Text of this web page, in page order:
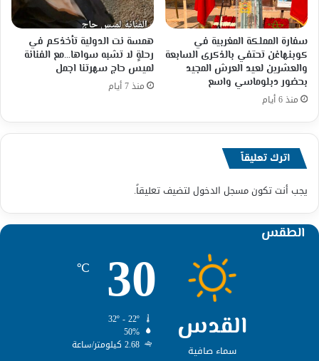
سفارة المملكة المغربية في
كوبنهاغن تحتفي بالذكرى السابعة
والعشرين لعيد العرش المجيد
بحضور دبلوماسي واسع
منذ 6 أيام
همسة نت الدولية تأخذكم في
رحلةٍ لا تشبه سواها…مع الفنانة
لميس حاج سهرتنا اجمل
منذ 7 أيام
اترك تعليقاً
يجب أنت تكونمسجل الدخول لتضيف تعليقاً.
الطقس
القدس
سماء صافية
30
℃
50%
2.68 كيلومتر/ساعة